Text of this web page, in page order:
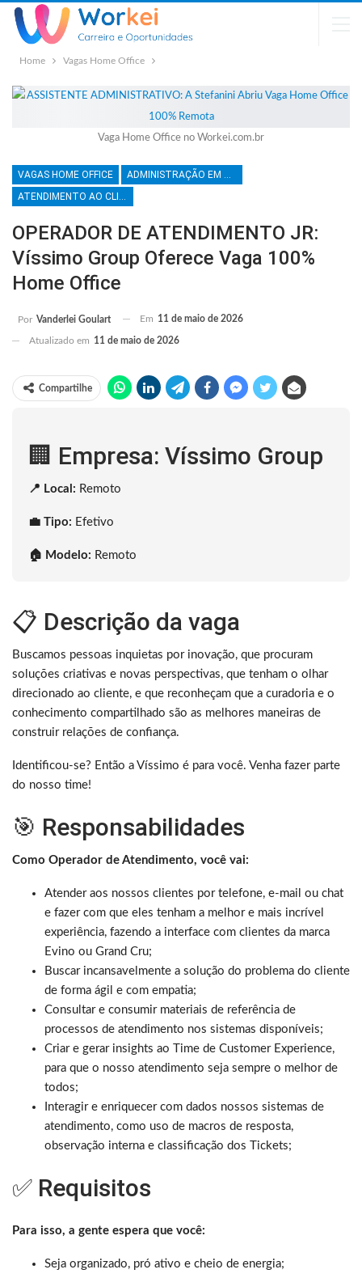
Home Vagas Home Office
Vaga Home Office no Workei.com.br
VAGAS HOME OFFICE
ADMINISTRAÇÃO EM GERAL
ATENDIMENTO AO CLIENTE
OPERADOR DE ATENDIMENTO JR:
Víssimo Group Oferece Vaga 100%
Home Office
Por Vanderlei Goulart Em 11 de maio de 2026
Atualizado em 11 de maio de 2026
Compartilhe
🏢 Empresa: Víssimo Group
📍 Local: Remoto
💼 Tipo: Efetivo
🏠 Modelo: Remoto
📋 Descrição da vaga
Buscamos pessoas inquietas por inovação, que procuram
soluções criativas e novas perspectivas, que tenham o olhar
direcionado ao cliente, e que reconheçam que a curadoria e o
conhecimento compartilhado são as melhores maneiras de
construir relações de confiança.
Identificou-se? Então a Víssimo é para você. Venha fazer parte
do nosso time!
🎯 Responsabilidades
Como Operador de Atendimento, você vai:
Atender aos nossos clientes por telefone, e-mail ou chat
e fazer com que eles tenham a melhor e mais incrível
experiência, fazendo a interface com clientes da marca
Evino ou Grand Cru;
Buscar incansavelmente a solução do problema do cliente
de forma ágil e com empatia;
Consultar e consumir materiais de referência de
processos de atendimento nos sistemas disponíveis;
Criar e gerar insights ao Time de Customer Experience,
para que o nosso atendimento seja sempre o melhor de
todos;
Interagir e enriquecer com dados nossos sistemas de
atendimento, como uso de macros de resposta,
observação interna e classificação dos Tickets;
✅ Requisitos
Para isso, a gente espera que você:
Seja organizado, pró ativo e cheio de energia;